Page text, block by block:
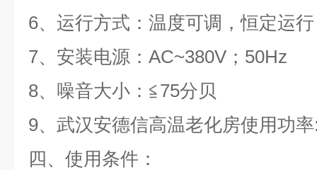
6、运行方式：温度可调，恒定运行
7、安装电源：AC~380V；50Hz
8、噪音大小：≦75分贝
9、武汉安德信高温老化房使用功
四、使用条件：